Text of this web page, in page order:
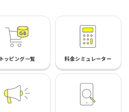
トッピング一覧 料金シミュレーター